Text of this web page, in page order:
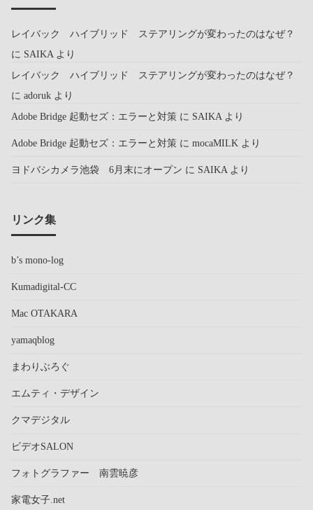
レイバック ハイブリッド ステアリングが変わったのはなぜ？
に SAIKAより
レイバック ハイブリッド ステアリングが変わったのはなぜ？
に adoruk より
Adobe Bridge 起動セズ：エラーと対策 に SAIKAより
Adobe Bridge 起動セズ：エラーと対策 に mocaMILK より
ヨドバシカメラ池袋 6月末にオープン に SAIKAより
リンク集
b’s mono-log
Kumadigital-CC
Mac OTAKARA
yamaqblog
まわりぶろぐ
エムティ・デザイン
クマデジタル
ビデオSALON
フォトグラファー 南雲暁彦
家電女子.net